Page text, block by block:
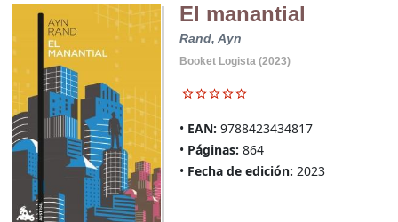
El manantial
Rand, Ayn
Booket Logista (2023)
EAN: 9788423434817
Páginas: 864
Fecha de edición: 2023